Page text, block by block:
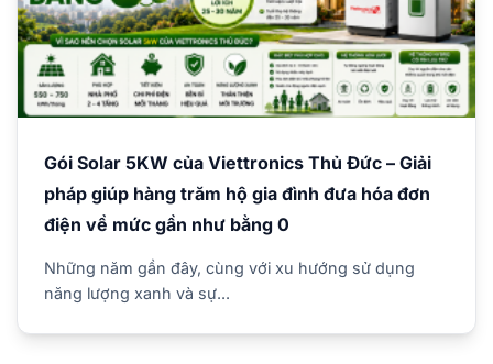
Gói Solar 5KW của Viettronics Thủ Đức – Giải
pháp giúp hàng trăm hộ gia đình đưa hóa đơn
điện về mức gần như bằng 0
Những năm gần đây, cùng với xu hướng sử dụng
năng lượng xanh và sự...